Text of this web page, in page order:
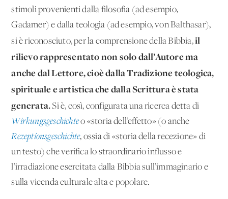
stimoli provenienti dalla filosofia (ad esempio,
Gadamer) e dalla teologia (ad esempio, von Balthasar),
si è riconosciuto, per la comprensione della Bibbia,il
rilievo rappresentato non solo dall’Autore ma
anche dal Lettore, cioè dalla Tradizione teologica,
spirituale e artistica che dalla Scrittura è stata
generata.Si è, così, configurata una ricerca detta di
Wirkungsgeschichteo «storia dell’effetto» (o anche
Rezeptionsgeschichte, ossia di «storia della recezione» di
un testo) che verifica lo straordinario influsso e
l’irradiazione esercitata dalla Bibbia sull’immaginario e
sulla vicenda culturale alta e popolare.